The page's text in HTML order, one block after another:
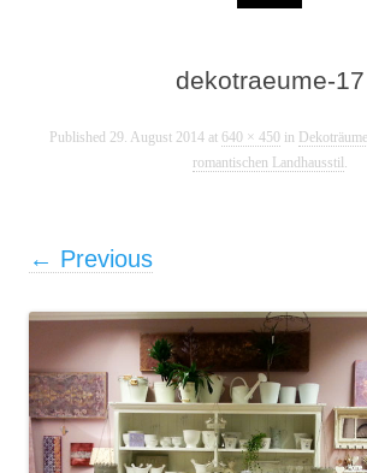
dekotraeume-17
Published 29. August 2014at 640 × 450in
romantischen Landhausstil .
← Previous